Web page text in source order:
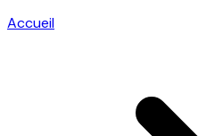
Accueil